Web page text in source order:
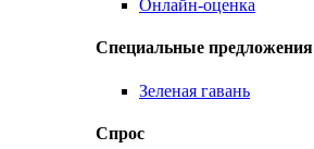
Онлайн-оценка
Специальные предложения
Зеленая гавань
Спрос